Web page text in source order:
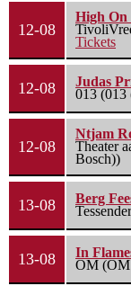
12-08
High On
Tickets
12-08
Judas
013
12-08
Ntjam
Theater
Bosch))
13-08
Berg
13-08
In
OM (OM